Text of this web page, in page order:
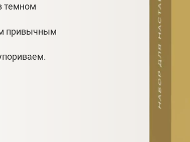
темном
привычным